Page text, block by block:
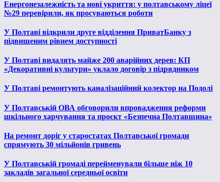
Енергонезалежність та нові укриття: у полтавському ліцеї
№29 перевірили, як просуваються роботи
У Полтаві відкрили друге відділення ПриватБанку з
підвищеним рівнем доступності
У Полтаві видалять майже 200 аварійних дерев: КП
«Декоративні культури» уклало договір з підрядником
У Полтаві ремонтують каналізаційний колектор на Подолі
У Полтавській ОВА обговорили впровадження реформи
шкільного харчування та проєкт «Безпечна Полтавщина»
На ремонт доріг у старостатах Полтавської громади
спрямують 30 мільйонів гривень
У Полтавській громаді перейменували більше ніж 10
закладів загальної середньої освіти